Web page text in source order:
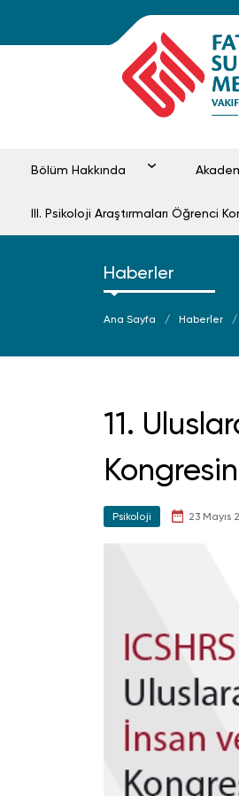
Bölüm Hakkında
III. Psikoloji Araştırmaları Öğrenci
Haberler
Ana Sayfa Haberler
11.
Psikoloji 23 Mayıs